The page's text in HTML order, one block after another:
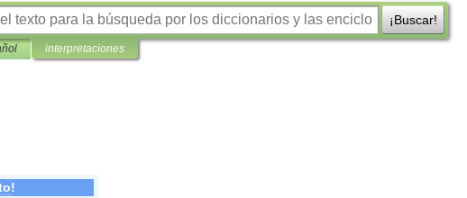
¡Buscar!
interpretaciones
!